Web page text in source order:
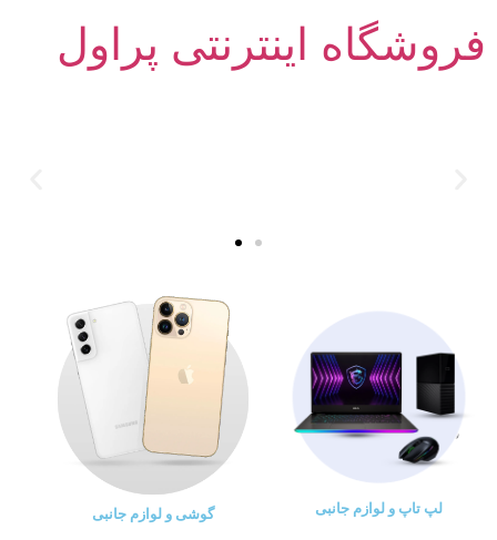
فروشگاه اینترنتی پراول
لپ تاپ و لوازم جانبی گوشی و لوازم جانبی